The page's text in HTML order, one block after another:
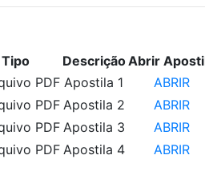
Tipo DescriçãoAbrir
Apostila 1
ABRIR
Apostila 2
ABRIR
Apostila 3
ABRIR
Apostila 4
ABRIR